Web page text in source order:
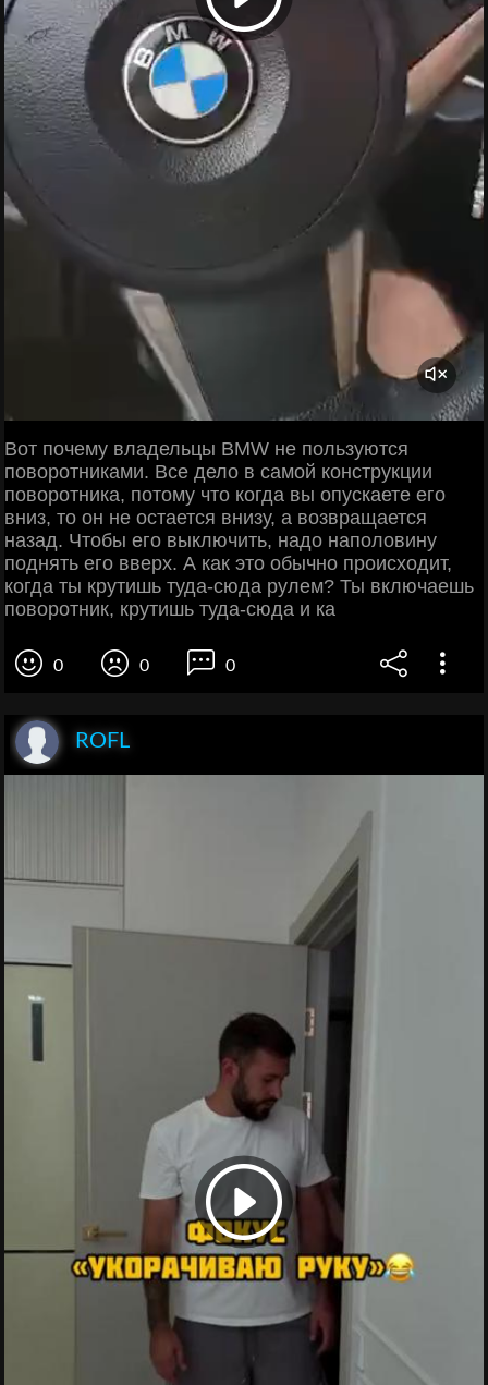
Вот почему владельцы BMW не пользуются
поворотниками. Все дело в самой конструкции
поворотника, потому что когда вы опускаете его
вниз, то он не остается внизу, а возвращается
назад. Чтобы его выключить, надо наполовину
поднять его вверх. А как это обычно происходит,
когда ты крутишь туда-сюда рулем? Ты включаешь
поворотник, крутишь туда-сюда и ка
0 0 0
ROFL